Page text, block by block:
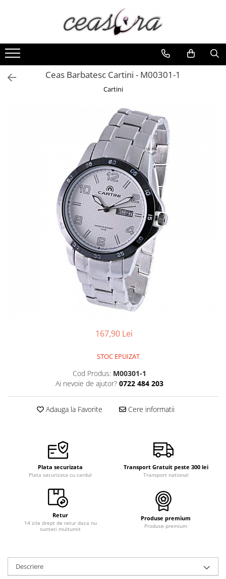
Toate Produsele
Baterii
AA, AAA, 9V
Accesorii baterii
Ceasuri Daniel Klein
Ceasuri Q&Q Attractive
Curele Casio
Curele cauciuc
Curele Garmin
Curele metalice
Curele militare
Curele piele
Curele textile
Handmade / Bijutieri
Ceas Barbatesc Cartini - M00301-1
Cartini
167,90 Lei
STOC EPUIZAT
Cod Produs: M00301-1
Ai nevoie de ajutor? 0722 484 203
Adauga la Favorite Cere informatii
Plata securizata
Plata securizata cu cardul
Transport Gratuit peste 300 lei
Transport national
Retur
14 zile drept de retur daca nu
sunteti multumit
Produse premium
Produse premium
Descriere